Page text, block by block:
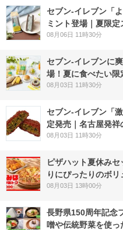
セブン‐イレブン「
ミント登場｜夏限
08月06日 11時30分
セブン‐イレブンに
場！夏に食べたい限
08月03日 11時30分
セブン-イレブン「
定発売｜名古屋発
08月03日 11時30分
ピザハット夏休み
りにぴったりのボ
08月03日 13時00分
長野県150周年記念
噌や伝統野菜を使